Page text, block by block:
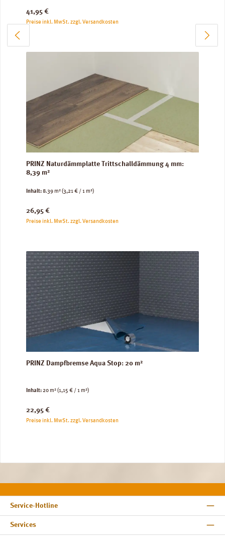
Regulärer Preis:
41,95 €
Preise inkl. MwSt. zzgl. Versandkosten
PRINZ Naturdämmplatte Trittschalldämmung 4 mm:
8,39 m²
Inhalt:8.39 m²(3,21 € / 1 m²)
Regulärer Preis:
26,95 €
Preise inkl. MwSt. zzgl. Versandkosten
PRINZ Dampfbremse Aqua Stop: 20 m²
Inhalt:20 m²(1,15 € / 1 m²)
Regulärer Preis:
22,95 €
Preise inkl. MwSt. zzgl. Versandkosten
Service-Hotline
Services